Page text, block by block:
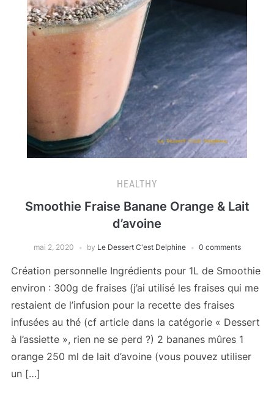
HEALTHY
Smoothie Fraise Banane Orange & Lait
d’avoine
mai 2, 2020 by Le Dessert C'est Delphine 0 comments
Création personnelle Ingrédients pour 1L de Smoothie
environ : 300g de fraises (j’ai utilisé les fraises qui me
restaient de l’infusion pour la recette des fraises
infusées au thé (cf article dans la catégorie « Dessert
à l’assiette », rien ne se perd ?) 2 bananes mûres 1
orange 250 ml de lait d’avoine (vous pouvez utiliser
un […]